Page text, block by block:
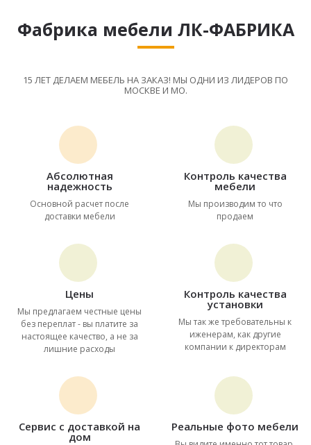
Фабрика мебели ЛК-ФАБРИКА
15 ЛЕТ ДЕЛАЕМ МЕБЕЛЬ НА ЗАКАЗ! МЫ ОДНИ ИЗ ЛИДЕРОВ ПО
МОСКВЕ И МО.
Абсолютная
надежность
Основной расчет после
доставки мебели
Контроль качества
мебели
Мы производим то что
продаем
Цены
Мы предлагаем честные цены
без переплат - вы платите за
настоящее качество, а не за
лишние расходы
Контроль качества
установки
Мы так же требовательны к
иженерам, как другие
компании к директорам
Сервис с доставкой на
дом
Реальные фото мебели